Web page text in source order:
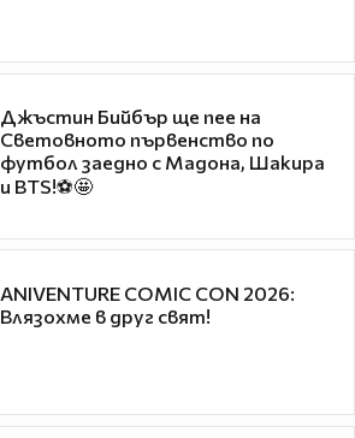
Джъстин Бийбър ще пее на
Световното първенство по
футбол заедно с Мадона, Шакира
и BTS!⚽🤩
ANIVENTURE COMIC CON 2026:
Влязохме в друг свят!